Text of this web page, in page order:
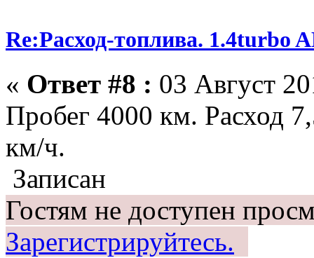
Re:Расход-топлива. 1.4turbo
« Ответ #8 : 03 Август
Пробег 4000 км. Расход
км/ч.
Записан
Гостям не доступен
Зарегистрируйтесь.